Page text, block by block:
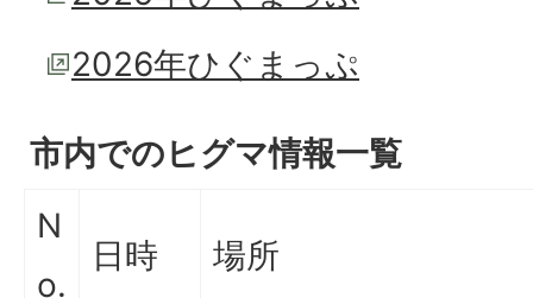
2026年ひぐまっぷ
市内でのヒグマ情報一覧
N
o.
日時 場所